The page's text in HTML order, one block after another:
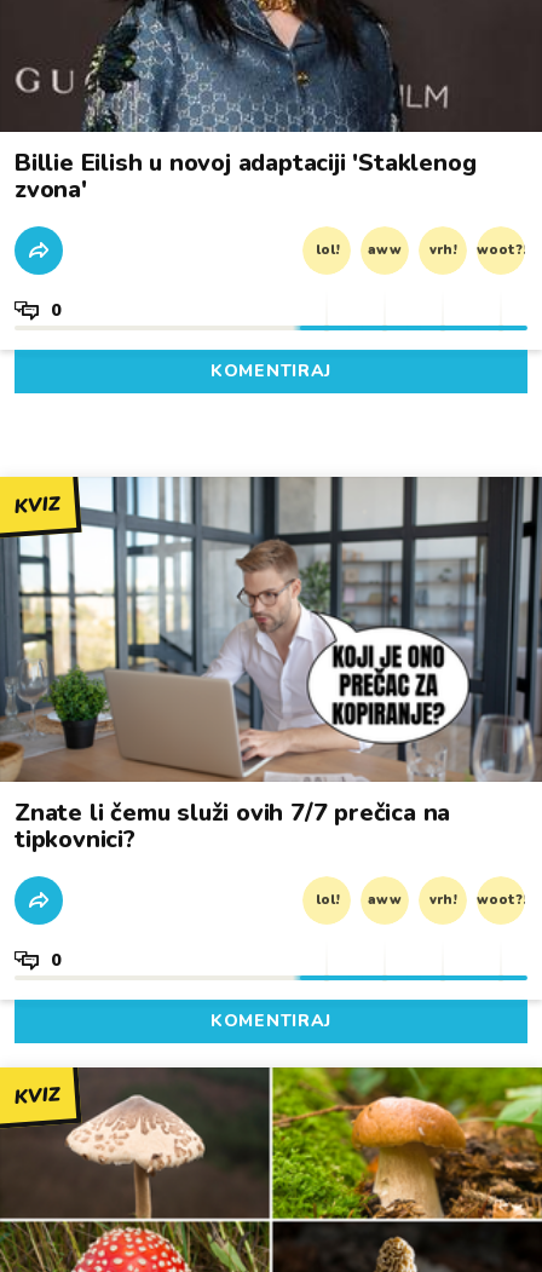
Billie Eilish u novoj adaptaciji 'Staklenog
zvona'
lol! aww vrh! woot?!
0
KOMENTIRAJ
KVIZ
Znate li čemu služi ovih 7/7 prečica na
tipkovnici?
lol! aww vrh! woot?!
0
KOMENTIRAJ
KVIZ